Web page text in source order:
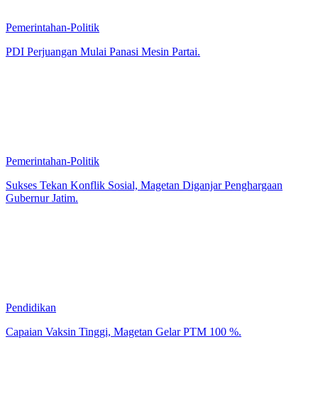
Pemerintahan-Politik
PDI Perjuangan Mulai Panasi Mesin Partai.
Pemerintahan-Politik
Sukses Tekan Konflik Sosial, Magetan Diganjar Penghargaan
Gubernur Jatim.
Pendidikan
Capaian Vaksin Tinggi, Magetan Gelar PTM 100 %.